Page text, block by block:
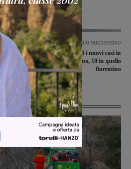
Articolo successivo
Covid-19, sono 33 i nuovi casi in
Valdarno aretino, 10 in quello
fiorentino